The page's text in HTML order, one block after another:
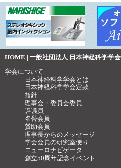
HOME | 一般社団法人 日本神経科学学会
学会について
日本神経科学学会とは
日本神経科学学会定款
指針
理事会・委員会委員
評議員
名誉会員
賛助会員
理事長からのメッセージ
学会会員の研究室便り
ニューロナビゲータ
創立50周年記念イベント